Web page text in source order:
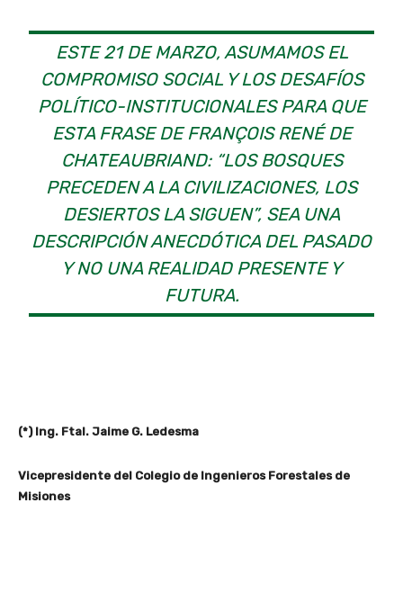
ESTE 21 DE MARZO, ASUMAMOS EL
COMPROMISO SOCIAL Y LOS DESAFÍOS
POLÍTICO-INSTITUCIONALES PARA QUE
ESTA FRASE DE FRANÇOIS RENÉ DE
CHATEAUBRIAND: “LOS BOSQUES
PRECEDEN A LA CIVILIZACIONES, LOS
DESIERTOS LA SIGUEN”, SEA UNA
DESCRIPCIÓN ANECDÓTICA DEL PASADO
Y NO UNA REALIDAD PRESENTE Y
FUTURA.
(*) Ing. Ftal. Jaime G. Ledesma
Vicepresidente del Colegio de Ingenieros Forestales de
Misiones